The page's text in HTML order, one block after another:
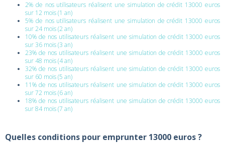
2% de nos utilisateurs réalisent une simulation de crédit 13000 euros
sur 12 mois (1 an)
5% de nos utilisateurs réalisent une simulation de crédit 13000 euros
sur 24 mois (2 an)
10% de nos utilisateurs réalisent une simulation de crédit 13000 euros
sur 36 mois (3 an)
23% de nos utilisateurs réalisent une simulation de crédit 13000 euros
sur 48 mois (4 an)
32% de nos utilisateurs réalisent une simulation de crédit 13000 euros
sur 60 mois (5 an)
11% de nos utilisateurs réalisent une simulation de crédit 13000 euros
sur 72 mois (6 an)
18% de nos utilisateurs réalisent une simulation de crédit 13000 euros
sur 84 mois (7 an)
Quelles conditions pour emprunter 13000 euros ?